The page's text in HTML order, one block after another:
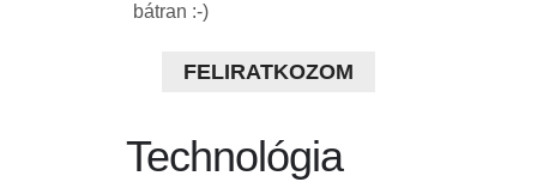
bátran :-)
FELIRATKOZOM
Technológia